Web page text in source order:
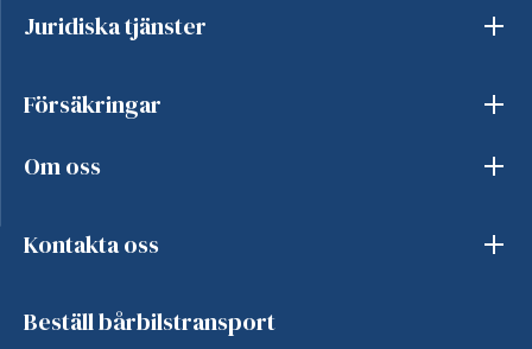
Juridiska tjänster
Försäkringar
Om oss
Kontakta oss
Beställ bårbilstransport